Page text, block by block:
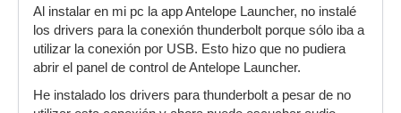
Al instalar en mi pc la app Antelope Launcher, no instalé
los drivers para la conexión thunderbolt porque sólo iba a
utilizar la conexión por USB. Esto hizo que no pudiera
abrir el panel de control de Antelope Launcher.
He instalado los drivers para thunderbolt a pesar de no